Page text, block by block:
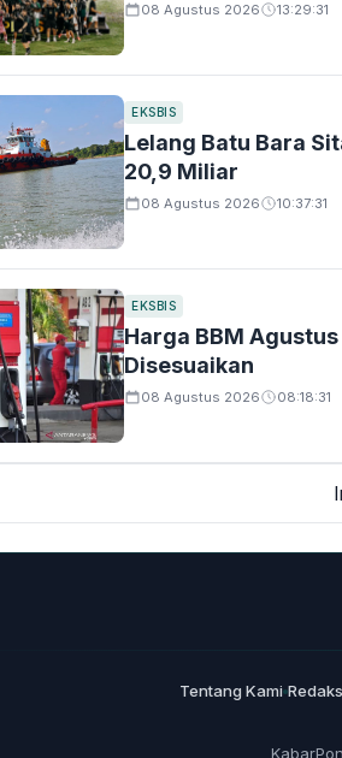
08 Agustus 2026 13:29:31
EKSBIS
Lelang Batu Bara
20,9 Miliar
08 Agustus 2026 10:37:31
EKSBIS
Harga BBM
Disesuaikan
08 Agustus 2026 08:18:31
Tentang Kami